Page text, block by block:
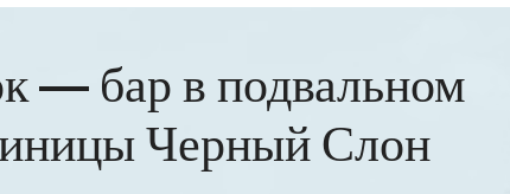
— бар в подвальном
Черный Слон